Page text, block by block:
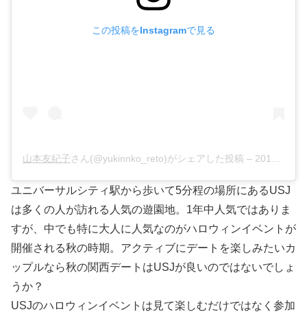
この投稿をInstagramで見る
山本友紀子さん(@yukinnko_reto)がシェアした投稿 – 2018年 9月月21日午前12時32分PDT
ユニバーサルシティ駅から歩いて5分程の場所にあるUSJ
は多くの人が訪れる人気の遊園地。1年中人気ではありま
すが、中でも特に大人に人気なのがハロウィンイベントが
開催される秋の時期。アクティブにデートを楽しみたいカ
ップルなら秋の関西デートはUSJが良いのではないでしょ
うか？
USJのハロウィンイベントは見て楽しむだけではなく参加